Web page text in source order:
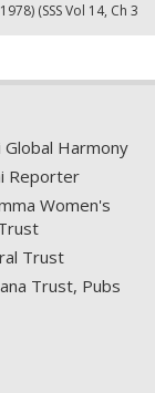
(SSS Vol 14, Ch 3
Global Harmony
Reporter
Women's
Trust
Trust, Pubs